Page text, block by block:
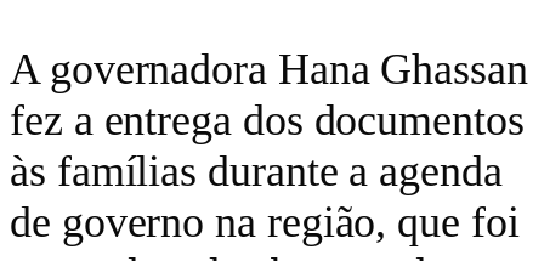
A governadora Hana Ghassan
fez a entrega dos documentos
às famílias durante a agenda
de governo na região, que foi